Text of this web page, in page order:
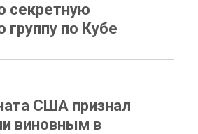
секретную
группу по Кубе
США признал
виновным в